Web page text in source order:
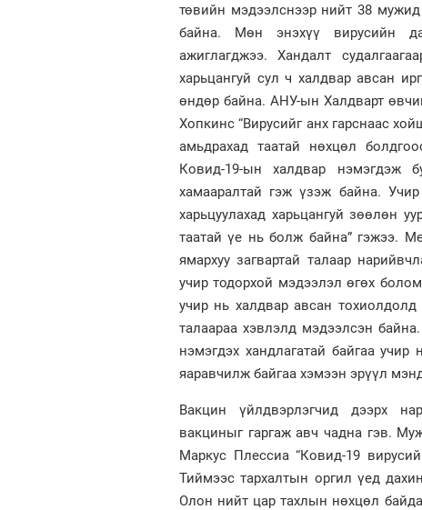
төвийн мэдээлснээр нийт 38
байна. Мөн энэхүү вирусийн
ажиглагджээ. Хандалт
харьцангуй сул ч халдвар авсан
өндөр байна. АНУ-ын Халдварт
Хопкинс “Вирусийг анх гарснаас
амьдрахад таатай нөхцөл
Ковид-19-ын халдвар нэмэгдэж
хамааралтай гэж үзэж байна.
харьцуулахад харьцангуй зөөлөн
таатай үе нь болж байна” гэжээ.
ямархуу загвартай талаар
учир тодорхой мэдээлэл өгөх
учир нь халдвар авсан
талаараа хэвлэлд мэдээлсэн
нэмэгдэх хандлагатай байгаа
яаравчилж байгаа хэмээн эрүүл
Вакцин үйлдвэрлэгчид дээрх
вакциныг гаргаж авч чадна гэв.
Маркус Плессиа “Ковид-19
Тиймээс тархалтын оргил үед
Олон нийт цар тахлын нөхцөл